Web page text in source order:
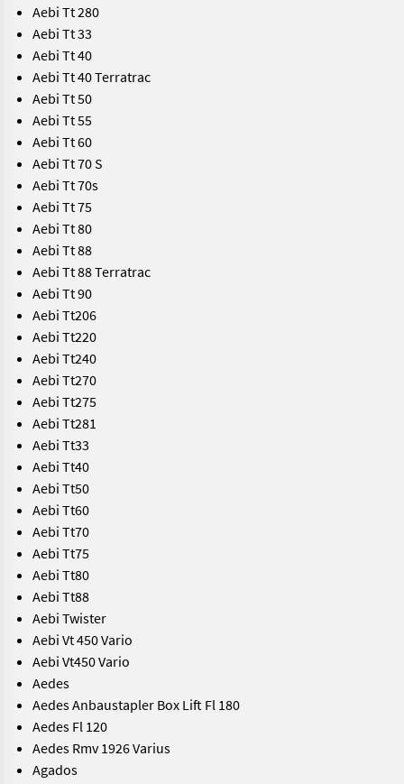
Aebi Tt 280
Aebi Tt 33
Aebi Tt 40
Aebi Tt 40 Terratrac
Aebi Tt 50
Aebi Tt 55
Aebi Tt 60
Aebi Tt 70 S
Aebi Tt 70s
Aebi Tt 75
Aebi Tt 80
Aebi Tt 88
Aebi Tt 88 Terratrac
Aebi Tt 90
Aebi Tt206
Aebi Tt220
Aebi Tt240
Aebi Tt270
Aebi Tt275
Aebi Tt281
Aebi Tt33
Aebi Tt40
Aebi Tt50
Aebi Tt60
Aebi Tt70
Aebi Tt75
Aebi Tt80
Aebi Tt88
Aebi Twister
Aebi Vt 450 Vario
Aebi Vt450 Vario
Aedes
Aedes Anbaustapler Box Lift Fl 180
Aedes Fl 120
Aedes Rmv 1926 Varius
Agados